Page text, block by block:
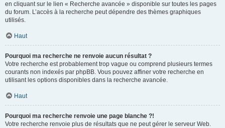
en cliquant sur le lien « Recherche avancée » disponible sur toutes les pages
du forum. L’accès à la recherche peut dépendre des thèmes graphiques
utilisés.
Haut
Pourquoi ma recherche ne renvoie aucun résultat ?
Votre recherche est probablement trop vague ou comprend plusieurs termes
courants non indexés par phpBB. Vous pouvez affiner votre recherche en
utilisant les options disponibles dans la recherche avancée.
Haut
Pourquoi ma recherche renvoie une page blanche ?!
Votre recherche renvoie plus de résultats que ne peut gérer le serveur Web.